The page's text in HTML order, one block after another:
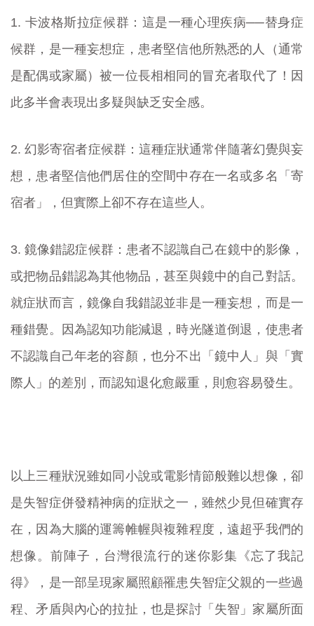
1. 卡波格斯拉症候群：這是一種心理疾病──替身症
候群，是一種妄想症，患者堅信他所熟悉的人（通常
是配偶或家屬）被一位長相相同的冒充者取代了！因
此多半會表現出多疑與缺乏安全感。
2. 幻影寄宿者症候群：這種症狀通常伴隨著幻覺與妄
想，患者堅信他們居住的空間中存在一名或多名「寄
宿者」，但實際上卻不存在這些人。
3. 鏡像錯認症候群：患者不認識自己在鏡中的影像，
或把物品錯認為其他物品，甚至與鏡中的自己對話。
就症狀而言，鏡像自我錯認並非是一種妄想，而是一
種錯覺。因為認知功能減退，時光隧道倒退，使患者
不認識自己年老的容顏，也分不出「鏡中人」與「實
際人」的差別，而認知退化愈嚴重，則愈容易發生。
以上三種狀況雖如同小說或電影情節般難以想像，卻
是失智症併發精神病的症狀之一，雖然少見但確實存
在，因為大腦的運籌帷幄與複雜程度，遠超乎我們的
想像。前陣子，台灣很流行的迷你影集《忘了我記
得》，是一部呈現家屬照顧罹患失智症父親的一些過
程、矛盾與內心的拉扯，也是探討「失智」家屬所面